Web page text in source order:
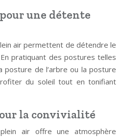
une détente
air permettent de détendre le
pratiquant des postures telles
posture de l’arbre ou la posture
du soleil tout en tonifiant
la convivialité
air offre une atmosphère